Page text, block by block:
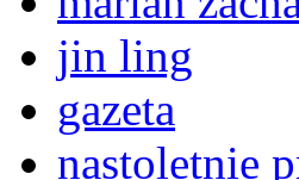
jin ling
gazeta
nastoletnie